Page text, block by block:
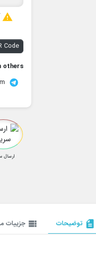

Code
ارسال
description توضیحات view_list جزییات